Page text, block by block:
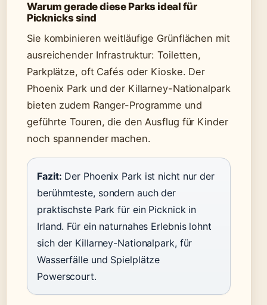
Warum gerade diese Parks ideal für
Picknicks sind
Sie kombinieren weitläufige Grünflächen mit
ausreichender Infrastruktur: Toiletten,
Parkplätze, oft Cafés oder Kioske. Der
Phoenix Park und der Killarney-Nationalpark
bieten zudem Ranger-Programme und
geführte Touren, die den Ausflug für Kinder
noch spannender machen.
Fazit: Der Phoenix Park ist nicht nur der
berühmteste, sondern auch der
praktischste Park für ein Picknick in
Irland. Für ein naturnahes Erlebnis lohnt
sich der Killarney-Nationalpark, für
Wasserfälle und Spielplätze
Powerscourt.